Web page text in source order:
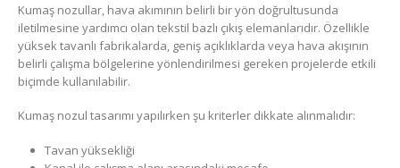
Kumaş nozullar, hava akımının belirli bir yön doğrultusunda
iletilmesine yardımcı olan tekstil bazlı çıkış elemanlarıdır. Özellikle
yüksek tavanlı fabrikalarda, geniş açıklıklarda veya hava akışının
belirli çalışma bölgelerine yönlendirilmesi gereken projelerde etkili
biçimde kullanılabilir.
Kumaş nozul tasarımı yapılırken şu kriterler dikkate alınmalıdır:
Tavan yüksekliği